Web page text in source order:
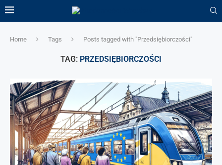
Home Tags Posts tagged with "Przedsiębiorczości"
TAG: PRZEDSIĘBIORCZOŚCI